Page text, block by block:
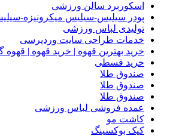
اسکوربرد سالن ورزشی
پودر سیلیس-سیلیس میکرونیزه-
تولیدی لباس ورزشی
خدمات طراحی سایت وردپرسی
خرید بهترین قهوه | خرید قهوه | قهوه
خرید قسطی
صندوق طلا
صندوق طلا
صندوق طلا
عمده فروشی لباس ورزشی
کاشت مو
کیک بوکسینگ